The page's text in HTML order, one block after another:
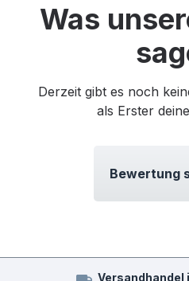
Was
Derzeit gibt es noch
als Erster
Bewertung
Versandhandel